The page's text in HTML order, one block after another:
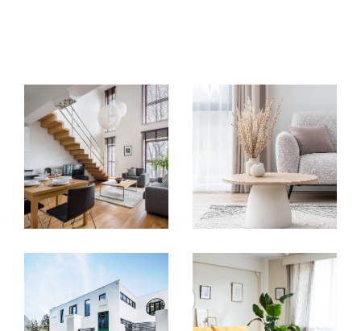
appartement, la vente d’une maison ou
encore la gestion de biens immobiliers, nos
conseillers vous offrent un
accompagnement sur mesure
à chaque
étape. Nous collaborons avec des experts de
confiance – notaires, diagnostiqueurs,
courtiers et bien d'autres – pour garantir une
à vos besoins.
Un centre collaboratif pour